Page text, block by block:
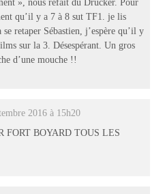
», nous refait du Drucker. Pour
qu’il y a 7 à 8 sut TF1. je lis
se retaper Sébastien, j’espère qu’il y
sur la 3. Désespérant. Un gros
d’une mouche !!
2016 à 15h20
FORT BOYARD TOUS LES